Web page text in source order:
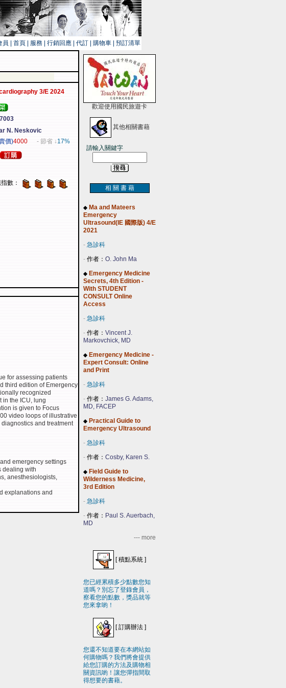
員 首頁 服務 行銷回應 代訂 購物車 預訂清單
3/E 2024
N. Neskovic
價)4000 - 節省 ↓17%
數：
for assessing patients
third edition of Emergency
recognized
in the ICU, lung
is given to Focus
video loops of illustrative
and treatment
emergency settings
dealing with
anesthesiologists,
explanations and
歡迎使用國民旅遊卡
其他相關書藉
請輸入關鍵字
相 關 書 藉
◆ Ma and Mateers
Emergency
Ultrasound(IE 國際版) 4/E
2021
- 急診科
- 作者： O. John Ma
◆ Emergency Medicine
Secrets, 4th Edition -
With STUDENT
CONSULT Online
Access
- 急診科
- 作者： Vincent J.
Markovchick, MD
◆ Emergency Medicine -
Expert Consult: Online
and Print
- 急診科
- 作者： James G. Adams,
MD, FACEP
◆ Practical Guide to
Emergency Ultrasound
- 急診科
- 作者： Cosby, Karen S.
◆ Field Guide to
Wilderness Medicine,
3rd Edition
- 急診科
- 作者： Paul S. Auerbach,
MD
--- more
[積點系統 ]
您已經累積多少點數您知
道嗎？別忘了登錄會員，
察看您的點數，獎品就等
您來拿喲！
[訂購辦法 ]
您還不知道要在本網站如
何購物嗎？我們將會提供
給您訂購的方法及購物相
關資訊喲！讓您彈指間取
得想要的書藉。